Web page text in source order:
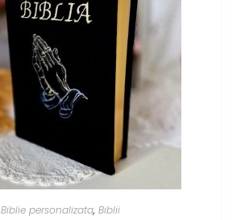
Biblie personalizata, Biblii